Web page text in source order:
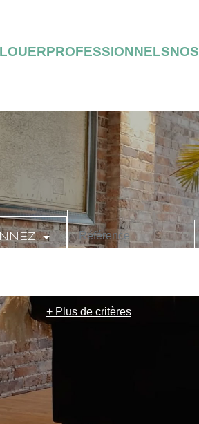
LOUERPROFESSIONNELS
+ Plus de critères